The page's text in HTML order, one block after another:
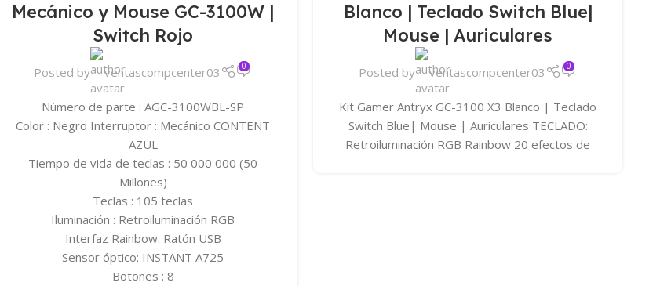
Mecánico y Mouse GC-3100W |
Switch Rojo
Posted by ventascompcenter03 0
Número de parte : AGC-3100WBL-SP
Color : Negro Interruptor : Mecánico CONTENT
AZUL
Tiempo de vida de teclas : 50 000 000 (50
Millones)
Teclas : 105 teclas
Iluminación : Retroiluminación RGB
Interfaz Rainbow: Ratón USB
Sensor óptico: INSTANT A725
Botones : 8
Blanco | Teclado Switch Blue|
Mouse | Auriculares
Posted by ventascompcenter03 0
Kit Gamer Antryx GC-3100 X3 Blanco | Teclado
Switch Blue| Mouse | Auriculares TECLADO:
Retroiluminación RGB Rainbow 20 efectos de